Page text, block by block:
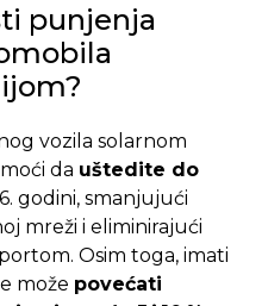
punjenja
vozila solarnom
da uštedite do
godini, smanjujući
mreži i eliminirajući
Osim toga, imati
može povećati